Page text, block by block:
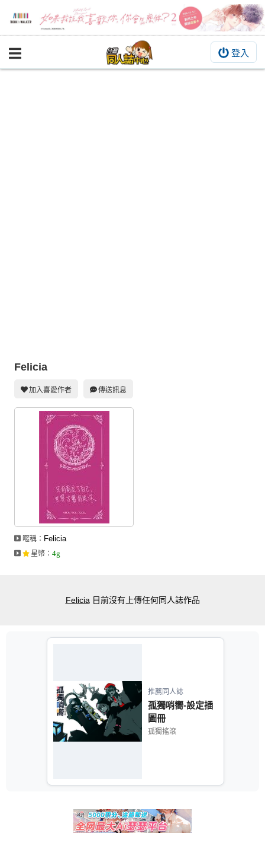
登入
BOOKY書集倉庫
攤位轉讓區
會員功能選單
會員中心
註冊會員
Felicia
加入喜愛作者 傳送訊息
暱稱： Felicia
星幣 ：4g
Felicia 目前沒有上傳任何同人誌作品
推薦同人誌
孤獨哨嚮-設定插
圖冊
孤獨搖滾